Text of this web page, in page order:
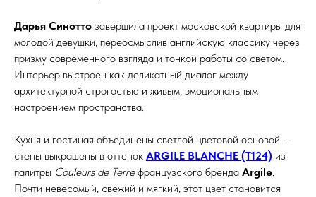
Дарья Синотто завершила проект московской квартиры для
молодой девушки, переосмыслив английскую классику через
призму современного взгляда и тонкой работы со светом.
Интерьер выстроен как деликатный диалог между
архитектурной строгостью и живым, эмоциональным
настроением пространства.
Кухня и гостиная объединены светлой цветовой основой —
стены выкрашены в оттенок ARGILE BLANCHE (T124) из
палитры Couleurs de Terreфранцузского бренда Argile.
Почти невесомый, свежий и мягкий, этот цвет становится